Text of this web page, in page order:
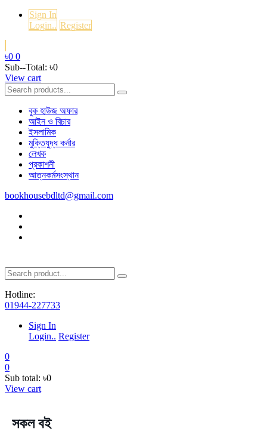
Sign In
Login.. Register
৳0 0
Sub--Total: ৳0
View cart
বুক হাউজ অফার
আইন ও বিচার
ইসলামিক
মুক্তিযুদ্ধ কর্নার
লেখক
প্রকাশনী
আত্নকর্মসংস্থান
bookhousebdltd@gmail.com
Hotline:
01944-227733
Sign In
Login.. Register
0
0
Sub total: ৳0
View cart
সকল বই